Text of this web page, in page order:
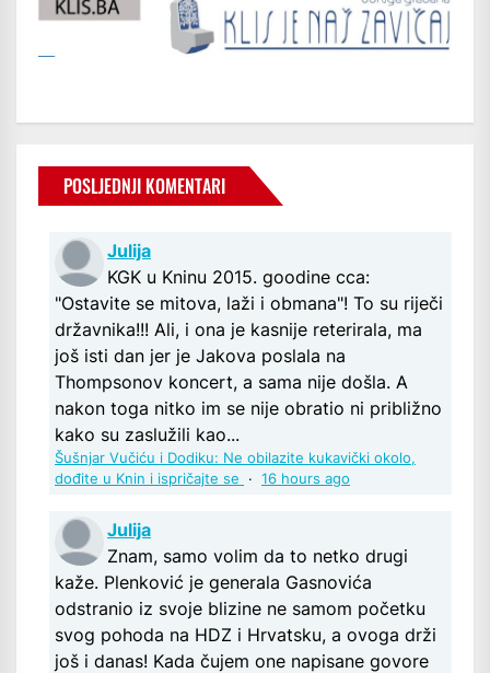
POSLJEDNJI KOMENTARI
Julija
KGK u Kninu 2015. goodine cca:
"Ostavite se mitova, laži i obmana"! To su riječi
državnika!!! Ali, i ona je kasnije reterirala, ma
još isti dan jer je Jakova poslala na
Thompsonov koncert, a sama nije došla. A
nakon toga nitko im se nije obratio ni približno
kako su zaslužili kao...
Šušnjar Vučiću i Dodiku: Ne obilazite kukavički okolo,
dođite u Knin i ispričajte se
· 16 hours ago
Julija
Znam, samo volim da to netko drugi
kaže. Plenković je generala Gasnovića
odstranio iz svoje blizine ne samom početku
svog pohoda na HDZ i Hrvatsku, a ovoga drži
još i danas! Kada čujem one napisane govore